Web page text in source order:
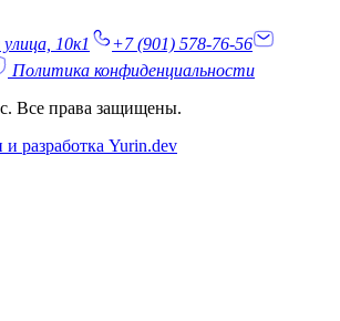
10к1
+7 (901) 578-76-56
Политика конфиденциальности
Все права защищены.
и разработка Yurin.dev